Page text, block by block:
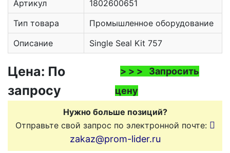
Артикул
1802600651
Тип товара
Промышленное оборудование
Описание
Single Seal Kit 757
Цена: По
запросу
> > > Запросить
цену
Нужно больше позиций?
Отправьте свой запрос по электронной почте:
zakaz@prom-lider.ru